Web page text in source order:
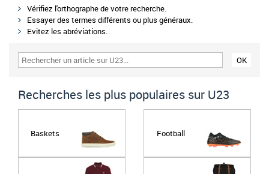
Vérifiez l'orthographe de votre recherche.
Essayer des termes différents ou plus généraux.
Evitez les abréviations.
Recherches les plus populaires sur U23
Baskets Football